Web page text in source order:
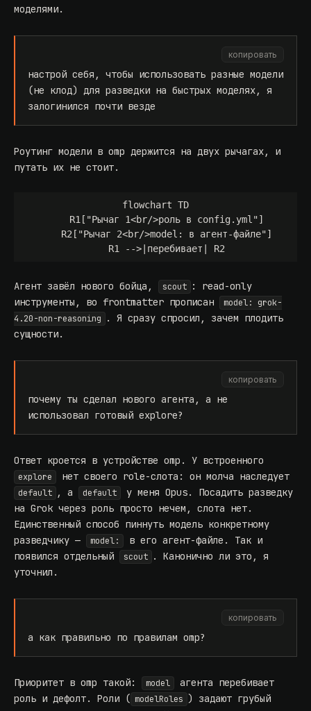
моделями.
копировать
настрой себя, чтобы использовать разные модели
(не клод) для разведки на быстрых моделях, я
залогинился почти везде
Роутинг модели в omp держится на двух рычагах, и
путать их не стоит.
flowchart TD
    R1["Рычаг 1<br/>роль в config.yml"]
    R2["Рычаг 2<br/>model: в агент-файле"]
Агент завёл нового бойца, scout : read-only
инструменты, во frontmatter прописан
model: grok-
4.20-non-reasoning
. Я сразу спросил, зачем плодить
сущности.
копировать
почему ты сделал нового агента, а не
использовал готовый explore?
Ответ кроется в устройстве omp. У встроенного
explore нет своего role-слота: он молча наследует
default , а default
у меня Opus. Посадить разведку
на Grok через роль просто нечем, слота нет.
Единственный способ пиннуть модель конкретному
разведчику —
model:
в его агент-файле. Так и
появился отдельный
scout . Канонично ли это, я
уточнил.
копировать
а как правильно по правилам omp?
Приоритет в omp такой: model
агента перебивает
роль и дефолт. Роли ( modelRoles ) задают грубый